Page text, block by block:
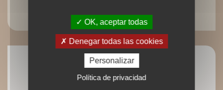
Nelly Sabot-Patracone
OK, aceptar todas
Denegar todas las cookies
Personalizar
Política de privacidad